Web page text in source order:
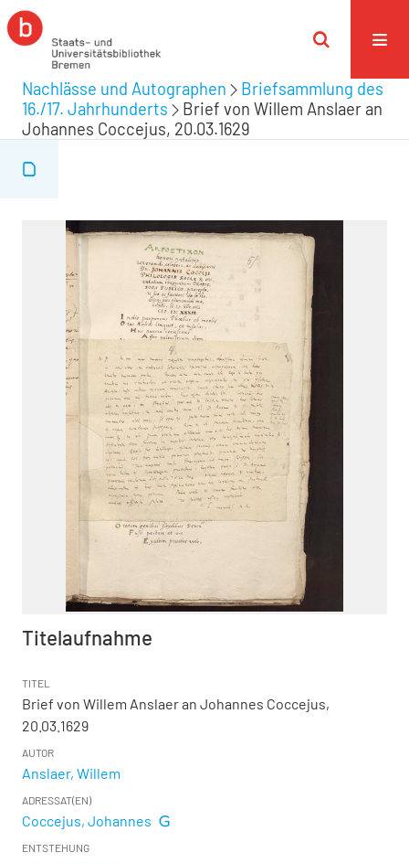
Nachlässe und Autographen
Briefsammlung des
16./17. Jahrhunderts
Brief von Willem Anslaer an
Johannes Coccejus, 20.03.1629
Titelaufnahme
TITEL
Brief von Willem Anslaer an Johannes Coccejus,
20.03.1629
AUTOR
Anslaer, Willem
ADRESSAT(EN)
Coccejus, Johannes
ENTSTEHUNG